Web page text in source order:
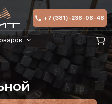
+7 (381)-238-08-48